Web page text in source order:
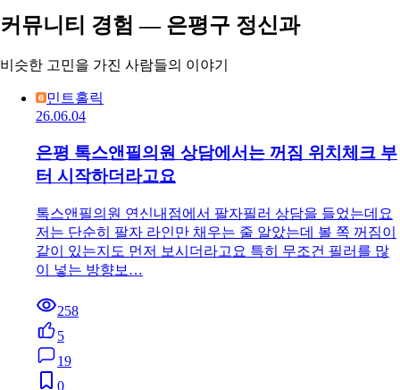
커뮤니티 경험 — 은평구 정신과
비슷한 고민을 가진 사람들의 이야기
민트홀릭
26.06.04
은평 톡스앤필의원 상담에서는 꺼짐 위치체크 부
터 시작하더라고요
톡스앤필의원 연신내점에서 팔자필러 상담을 들었는데요
저는 단순히 팔자 라인만 채우는 줄 알았는데 볼 쪽 꺼짐이
같이 있는지도 먼저 보시더라고요 특히 무조건 필러를 많
이 넣는 방향보…
258
5
19
0